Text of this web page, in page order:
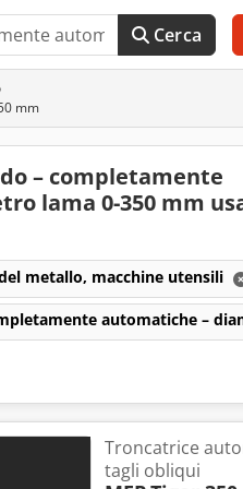
Cerca
mm
– completamente
lama 0-350 mm
metallo, macchine utensili
automatiche –
Troncatrice
tagli obliqui